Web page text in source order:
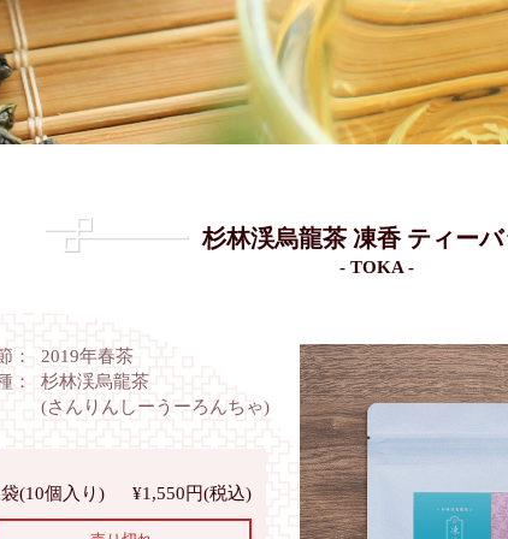
杉林渓烏龍茶 凍香 ティー
- TOKA -
：
2019年春茶
：
杉林渓烏龍茶
(さんりんしーうーろんちゃ)
(10個入り) ¥1,550円(税込)